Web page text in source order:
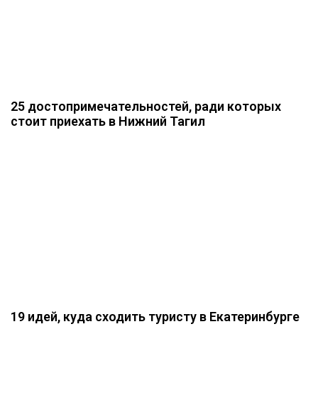
25 достопримечательностей, ради которых
стоит приехать в Нижний Тагил
19 идей, куда сходить туристу в Екатеринбурге